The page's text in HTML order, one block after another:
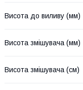
Висота до виливу (мм)
Висота змішувача (мм)
Висота змішувача (см)